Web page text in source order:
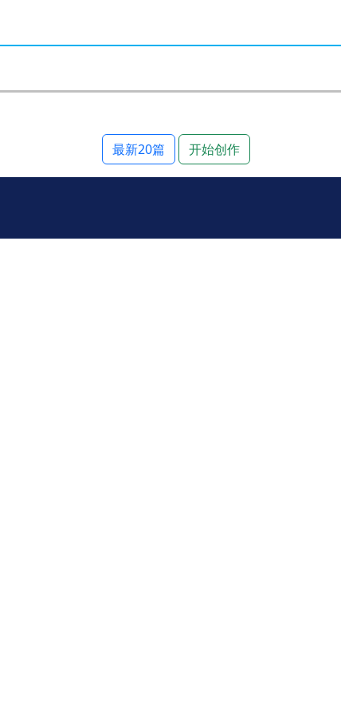
最新20篇 开始创作